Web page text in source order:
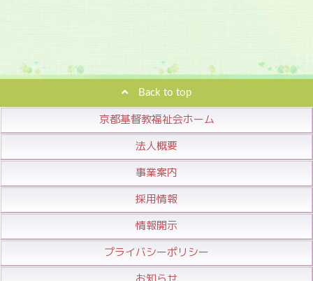
Back to top
京都基督教福祉会ホーム
法人概要
事業案内
採用情報
情報開示
プライバシーポリシー